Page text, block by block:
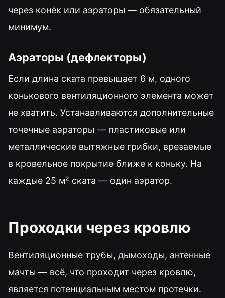
через конёк или аэраторы — обязательный
минимум.
Аэраторы (дефлекторы)
Если длина ската превышает 6 м, одного
конькового вентиляционного элемента может
не хватить. Устанавливаются дополнительные
точечные аэраторы — пластиковые или
металлические вытяжные грибки, врезаемые
в кровельное покрытие ближе к коньку. На
каждые 25 м² ската — один аэратор.
Проходки через кровлю
Вентиляционные трубы, дымоходы, антенные
мачты — всё, что проходит через кровлю,
является потенциальным местом протечки.